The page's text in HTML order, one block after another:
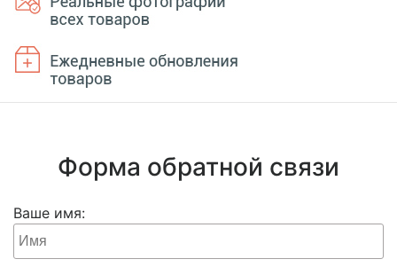
Форма обратной связи
Ваше имя: